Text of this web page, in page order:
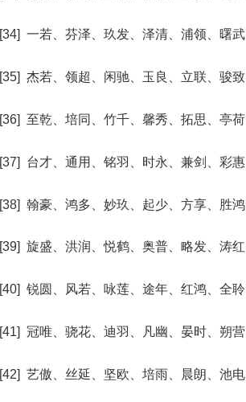
[34] 一若、芬泽、玖发、泽清、浦领、曙武
[35] 杰若、领超、闲驰、玉良、立联、骏致
[36] 至乾、培同、竹千、馨秀、拓思、亭荷
[37] 台才、通用、铭羽、时永、兼剑、彩惠
[38] 翰豪、鸿多、妙玖、起少、方享、胜鸿
[39] 旋盛、洪润、悦鹤、奥普、略发、涛红
[40] 锐圆、风若、咏莲、途年、红鸿、全聆
[41] 冠唯、骁花、迪羽、凡幽、晏时、朔营
[42] 艺傲、丝延、坚欧、培雨、晨朗、池电